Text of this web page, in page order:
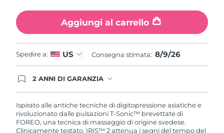
Aggiungi al carrello
Spedire a: US Consegna stimata: 8/9/26
2 ANNI DI GARANZIA
che, in caso di difetti nei primi 2 anni dalla data di
acquisto, FOREO sostituirà il tuo prodotto
gratuitamente.
Ispirato alle antiche tecniche di digitopressione asiatiche e
rivoluzionato dalle pulsazioni T-Sonic™ brevettate di
FOREO, una tecnica di massaggio di origine svedese.
Clinicamente testato, IRIS™ 2 attenua i segni del tempo del
Turchia
Emirati Arabi Uniti 8/9/26
Regno Unito Consegna stimata
Stati Uniti
Uzbekistan Consegna stimata8/13/26
Vietnam Consegna stimata8/14/26